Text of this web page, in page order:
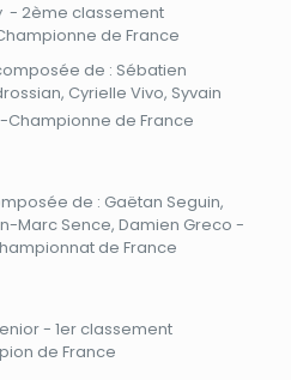
- 2ème classement
de France
de : Sébatien
Cyrielle Vivo, Syvain
Championne de France
de : Gaëtan Seguin,
Marc Sence, Damien Greco -
de France
- 1er classement
de France